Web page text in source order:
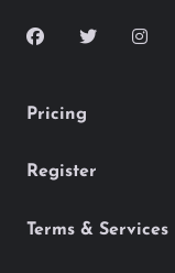
Pricing
Register
Terms & Services